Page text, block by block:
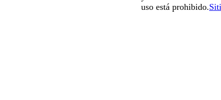
uso está prohibido.